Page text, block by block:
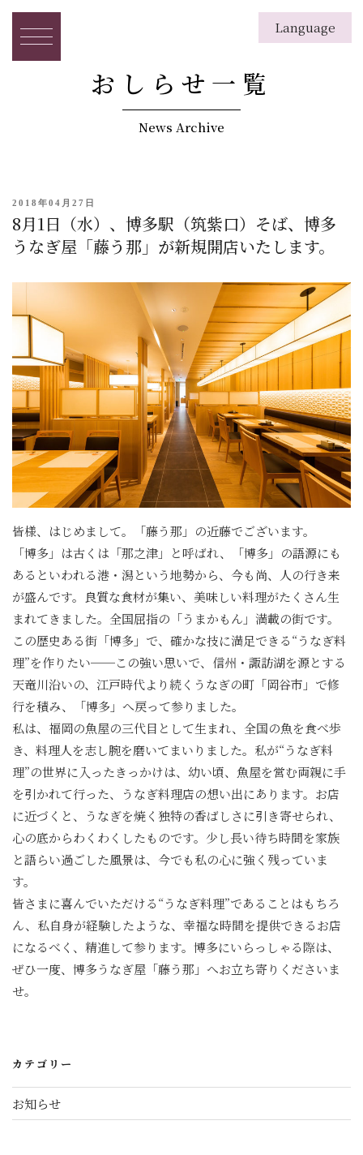
Language
おしらせ一覧
News Archive
投
稿
日
:
2018年04月27日
8月1日（水）、博多駅（筑紫口）そば、博多
うなぎ屋「藤う那」が新規開店いたします。
皆様、はじめまして。「藤う那」の近藤でございます。
「博多」は古くは「那之津」と呼ばれ、「博多」の語源にも
あるといわれる港・潟という地勢から、今も尚、人の行き来
が盛んです。良質な食材が集い、美味しい料理がたくさん生
まれてきました。全国屈指の「うまかもん」満載の街です。
この歴史ある街「博多」で、確かな技に満足できる“うなぎ料
理”を作りたい──この強い思いで、信州・諏訪湖を源とする
天竜川沿いの、江戸時代より続くうなぎの町「岡谷市」で修
行を積み、「博多」へ戻って参りました。
私は、福岡の魚屋の三代目として生まれ、全国の魚を食べ歩
き、料理人を志し腕を磨いてまいりました。私が“うなぎ料
理”の世界に入ったきっかけは、幼い頃、魚屋を営む両親に手
を引かれて行った、うなぎ料理店の想い出にあります。お店
に近づくと、うなぎを焼く独特の香ばしさに引き寄せられ、
心の底からわくわくしたものです。少し長い待ち時間を家族
と語らい過ごした風景は、今でも私の心に強く残っていま
す。
皆さまに喜んでいただける“うなぎ料理”であることはもちろ
ん、私自身が経験したような、幸福な時間を提供できるお店
になるべく、精進して参ります。博多にいらっしゃる際は、
ぜひ一度、博多うなぎ屋「藤う那」へお立ち寄りくださいま
せ。
カテゴリー
お知らせ